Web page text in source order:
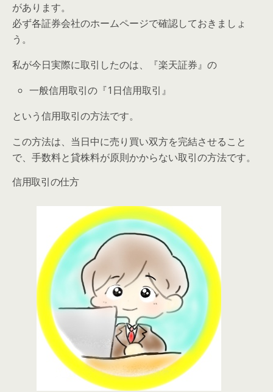
があります。
必ず各証券会社のホームページで確認しておきましょ
う。
私が今日実際に取引したのは、『楽天証券』の
一般信用取引の『1日信用取引』
という信用取引の方法です。
この方法は、当日中に売り買い双方を完結させること
で、手数料と貸株料が原則かからない取引の方法です。
信用取引の仕方